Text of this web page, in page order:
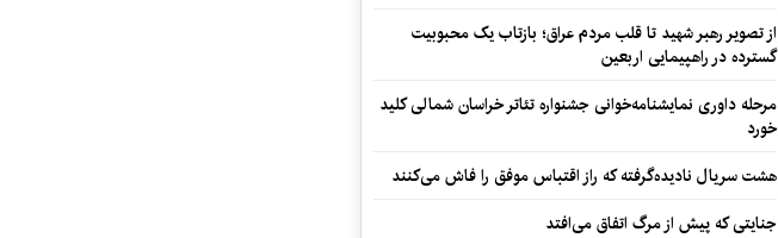
از تصویر رهبر شهید تا قلب مردم عراق؛ بازتاب یک محبوبیت
گسترده در راهپیمایی اربعین
مرحله داوری نمایشنامه‌خوانی جشنواره تئاتر خراسان شمالی کلید
خورد
هشت سریال نادیده‌گرفته که راز اقتباس موفق را فاش می‌کنند
جنایتی که پیش از مرگ اتفاق می‌افتد